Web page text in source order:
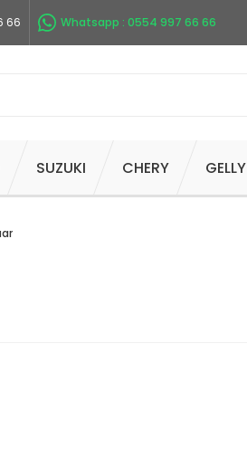
66 Whatsapp : 0554 997 66 66
SUZUKI CHERY GELLY